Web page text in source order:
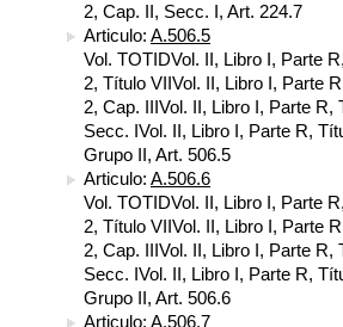
2, Cap. II, Secc. I, Art. 224.7
Articulo: A.506.5
Vol. TOTIDVol. II, Libro I, Parte
2, Título VIIVol. II, Libro I, Parte
2, Cap. IIIVol. II, Libro I, Parte R,
Secc. IVol. II, Libro I, Parte R,
Grupo II, Art. 506.5
Articulo: A.506.6
Vol. TOTIDVol. II, Libro I, Parte
2, Título VIIVol. II, Libro I, Parte
2, Cap. IIIVol. II, Libro I, Parte R,
Secc. IVol. II, Libro I, Parte R,
Grupo II, Art. 506.6
Articulo: A.506.7